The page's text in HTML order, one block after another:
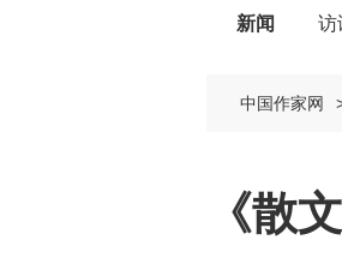
新闻
访
中国作家网
《散